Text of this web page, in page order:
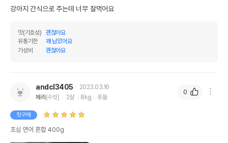
강아지 간식으로 주는데 너무 잘먹어요
맛(기호성)
괜찮아요
유통기한
꽤 남았어요
가성비
괜찮아요
andcl3405
2023.03.16
제리(수컷) 2살 8kg 푸들
첫구매
초심 연어 혼합 400g
0